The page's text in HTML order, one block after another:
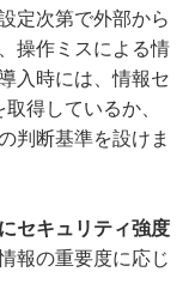
定次第で外部から
操作ミスによる情
入時には、情報セ
得しているか、
判断基準を設けま
セキュリティ強度
報の重要度に応じ